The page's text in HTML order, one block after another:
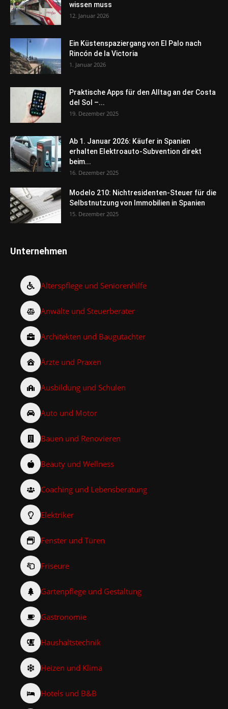
wissen muss
12. Januar 2026
Ein Küstenspaziergang von El Palo nach
Rincón de la Victoria
1. Januar 2026
Praktische Apps für den Alltag an der Costa
del Sol –...
19. Dezember 2025
Ab 1. Januar 2026: Käufer in Spanien
erhalten Elektroauto-Subvention direkt
beim...
16. Dezember 2025
Modelo 210: Nichtresidenten-Steuer für die
Selbstnutzung von Immobilien in Spanien
15. Dezember 2025
Unternehmen
Alterspflege und Seniorenhilfe
Anwälte und Steuerberater
Architekten und Baugutachter
Ärzte und Praxen
Ausbildung und Schulen
Auto und Motor
Bauen und Renovieren
Beauty und Wellness
Coaching und Lebensberatung
Elektriker
Fenster und Türen
Friseure
Gartenpflege und Gestaltung
Gastronomie
Haushaltstechnik
Heizen und Klima
Hotels und B&B